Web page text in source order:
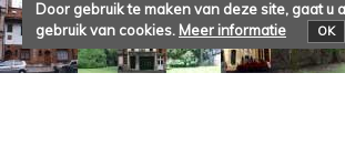
Door gebruik te maken van deze site, gaat u
gebruik van cookies. Meer informatie OK